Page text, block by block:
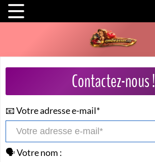
Contactez-nous !
📧 Votre adresse e-mail*
🗣️ Votre nom :